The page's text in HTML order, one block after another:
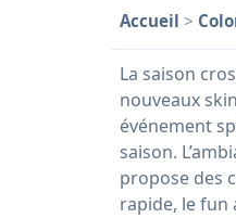
Accueil >
La saison
nouveaux
événement
saison.
propose des
rapide, le fun